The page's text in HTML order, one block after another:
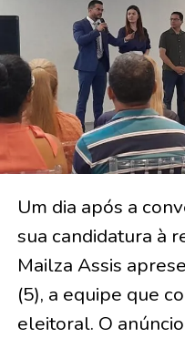
Um dia após a
sua candidatura à
Mailza Assis
(5), a equipe que
eleitoral. O